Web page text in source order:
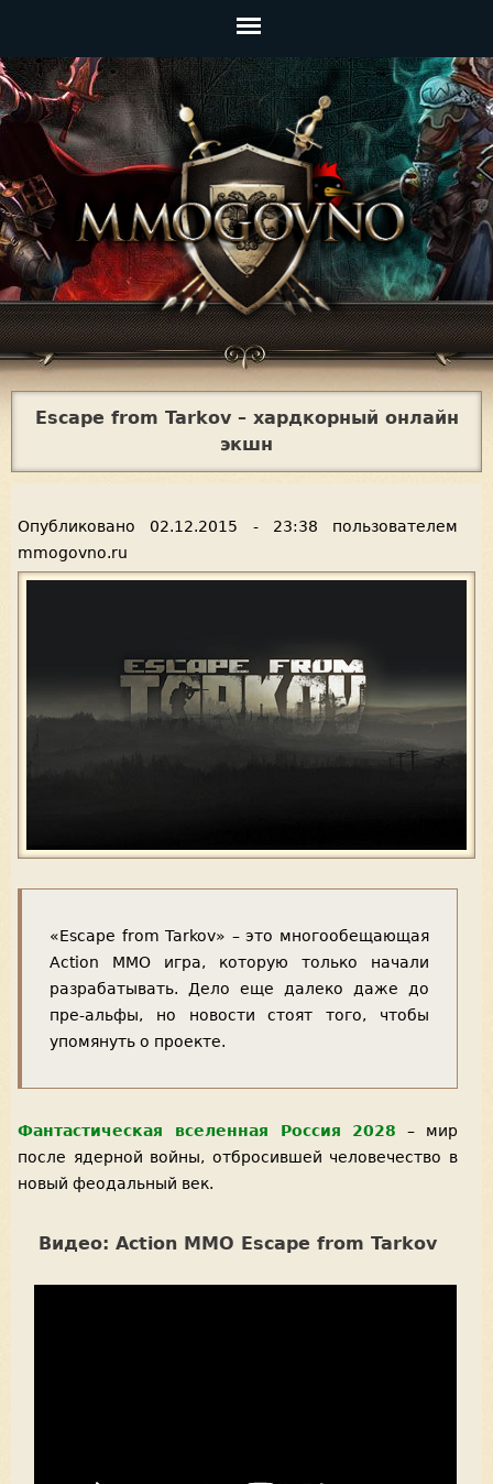
Главное
меню
Jump to navigation
Escape from Tarkov – хардкорный онлайн
экшн
Опубликовано 02.12.2015 - 23:38 пользователем
mmogovno.ru
«Escape from Tarkov» – это многообещающая
Action MMO игра, которую только начали
разрабатывать. Дело еще далеко даже до
пре-альфы, но новости стоят того, чтобы
упомянуть о проекте.
Фантастическая вселенная Россия 2028 – мир
после ядерной войны, отбросившей человечество в
новый феодальный век.
Видео: Action MMO Escape from Tarkov